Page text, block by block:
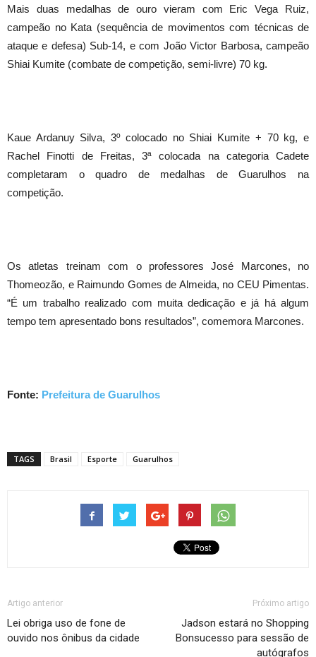
Mais duas medalhas de ouro vieram com Eric Vega Ruiz,
campeão no Kata (sequência de movimentos com técnicas de
ataque e defesa) Sub-14, e com João Victor Barbosa, campeão
Shiai Kumite (combate de competição, semi-livre) 70 kg.
Kaue Ardanuy Silva, 3º colocado no Shiai Kumite + 70 kg, e
Rachel Finotti de Freitas, 3ª colocada na categoria Cadete
completaram o quadro de medalhas de Guarulhos na
competição.
Os atletas treinam com o professores José Marcones, no
Thomeozão, e Raimundo Gomes de Almeida, no CEU Pimentas.
“É um trabalho realizado com muita dedicação e já há algum
tempo tem apresentado bons resultados”, comemora Marcones.
Fonte: Prefeitura de Guarulhos
TAGS Brasil Esporte Guarulhos
Artigo anterior
Lei obriga uso de fone de
ouvido nos ônibus da cidade
Próximo artigo
Jadson estará no Shopping
Bonsucesso para sessão de
autógrafos